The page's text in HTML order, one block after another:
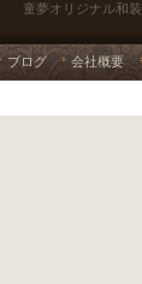
童夢オリジナル和装
ブログ 会社概要